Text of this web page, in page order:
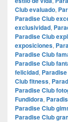
Club evaluado,
Paradise Club
exclusividad,
Paradise Club
exposiciones,
Paradise Club
Paradise Club
felicidad,
Club fitness,
Paradise Club
Fundidora,
Paradise Club
Paradise Club